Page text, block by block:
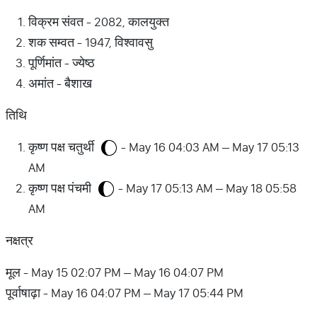
विक्रम संवत - 2082, कालयुक्त
शक सम्वत - 1947, विश्वावसु
पूर्णिमांत - ज्येष्ठ
अमांत - बैशाख
तिथि
कृष्ण पक्ष चतुर्थी
- May 16 04:03 AM – May 17 05:13
AM
कृष्ण पक्ष पंचमी
- May 17 05:13 AM – May 18 05:58
AM
नक्षत्र
मूल - May 15 02:07 PM – May 16 04:07 PM
पूर्वाषाढ़ा - May 16 04:07 PM – May 17 05:44 PM